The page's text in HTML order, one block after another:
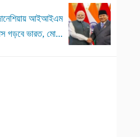
আইআইএম
গড়বে ভারত, মো...